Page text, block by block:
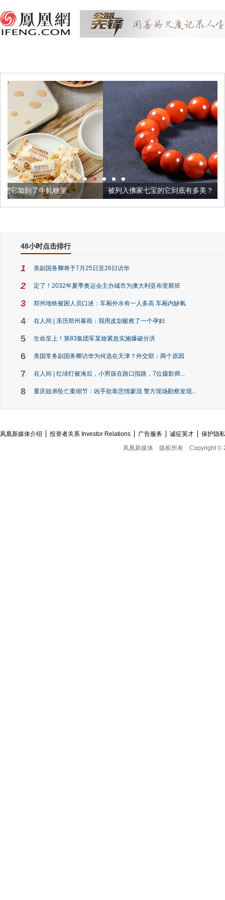
被列入佛家七宝的它到底有多美？
48小时点击排行
1 美副国务卿将于7月25日至26日访华
2 定了！2032年夏季奥运会主办城市为澳大利亚布里斯班
3 郑州地铁被困人员口述：车厢外水有一人多高 车厢内缺氧
4 在人间 | 亲历郑州暴雨：我用皮划艇救了一个孕妇
5 生命至上！第83集团军某旅紧急实施爆破分洪
6 美国常务副国务卿访华为何选在天津？外交部：两个原因
7 在人间 | 红绿灯被淹后，小男孩在路口指路，7位摄影师...
8 重庆姐弟坠亡案细节：凶手欲靠悲情蒙混 警方现场勘察发现...
凤凰新媒体介绍 投资者关系 Investor Relations 广告服务 诚征英才
保护隐
凤凰新媒体
版权所有 Copyright ©